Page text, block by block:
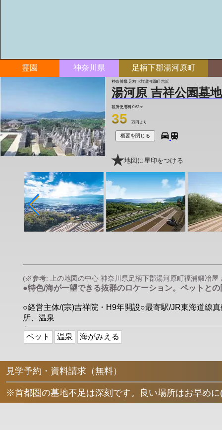
霊園 神奈川県 足柄下郡湯河原町
神奈川県 足柄下郡湯河原町 吉浜
湯河原 吉祥公園墓地
墓所使用料 0.63㎡
35 万円より
概要を閉じる
地図に星印をつける
(※参考: 上の地図の中心 神奈川県足柄下郡湯河原町福浦鍛冶
●特色/海が一望できる抜群のロケーション。ペットと
○経営主体/(宗)吉祥院・H9年開設○最寄駅/JR東海道線
所、温泉
ペット 温泉 海がみえる
見学予約・資料請求（無料）
※首都圏の墓地不足は深刻です。良い場所はお早めに